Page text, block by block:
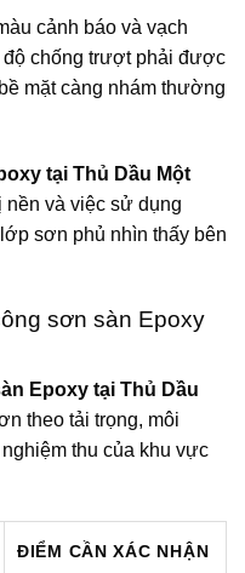
cảnh báo và vạch
độ chống trượt phải được
mặt càng nhám thường
tại Thủ Dầu Một
nền và việc sử dụng
sơn phủ nhìn thấy bên
sơn sàn Epoxy
Epoxy tại Thủ Dầu
theo tải trọng, môi
thu của khu vực
ĐIỂM CẦN XÁC NHẬN